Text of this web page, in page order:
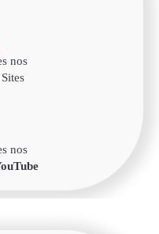
nos
nos